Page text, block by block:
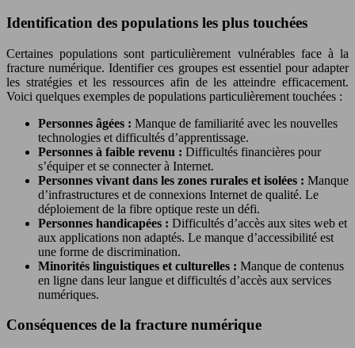
Identification des populations les plus touchées
Certaines populations sont particulièrement vulnérables face à la
fracture numérique. Identifier ces groupes est essentiel pour adapter
les stratégies et les ressources afin de les atteindre efficacement.
Voici quelques exemples de populations particulièrement touchées :
Personnes âgées : Manque de familiarité avec les nouvelles
technologies et difficultés d’apprentissage.
Personnes à faible revenu : Difficultés financières pour
s’équiper et se connecter à Internet.
Personnes vivant dans les zones rurales et isolées : Manque
d’infrastructures et de connexions Internet de qualité. Le
déploiement de la fibre optique reste un défi.
Personnes handicapées : Difficultés d’accès aux sites web et
aux applications non adaptés. Le manque d’accessibilité est
une forme de discrimination.
Minorités linguistiques et culturelles : Manque de contenus
en ligne dans leur langue et difficultés d’accès aux services
numériques.
Conséquences de la fracture numérique